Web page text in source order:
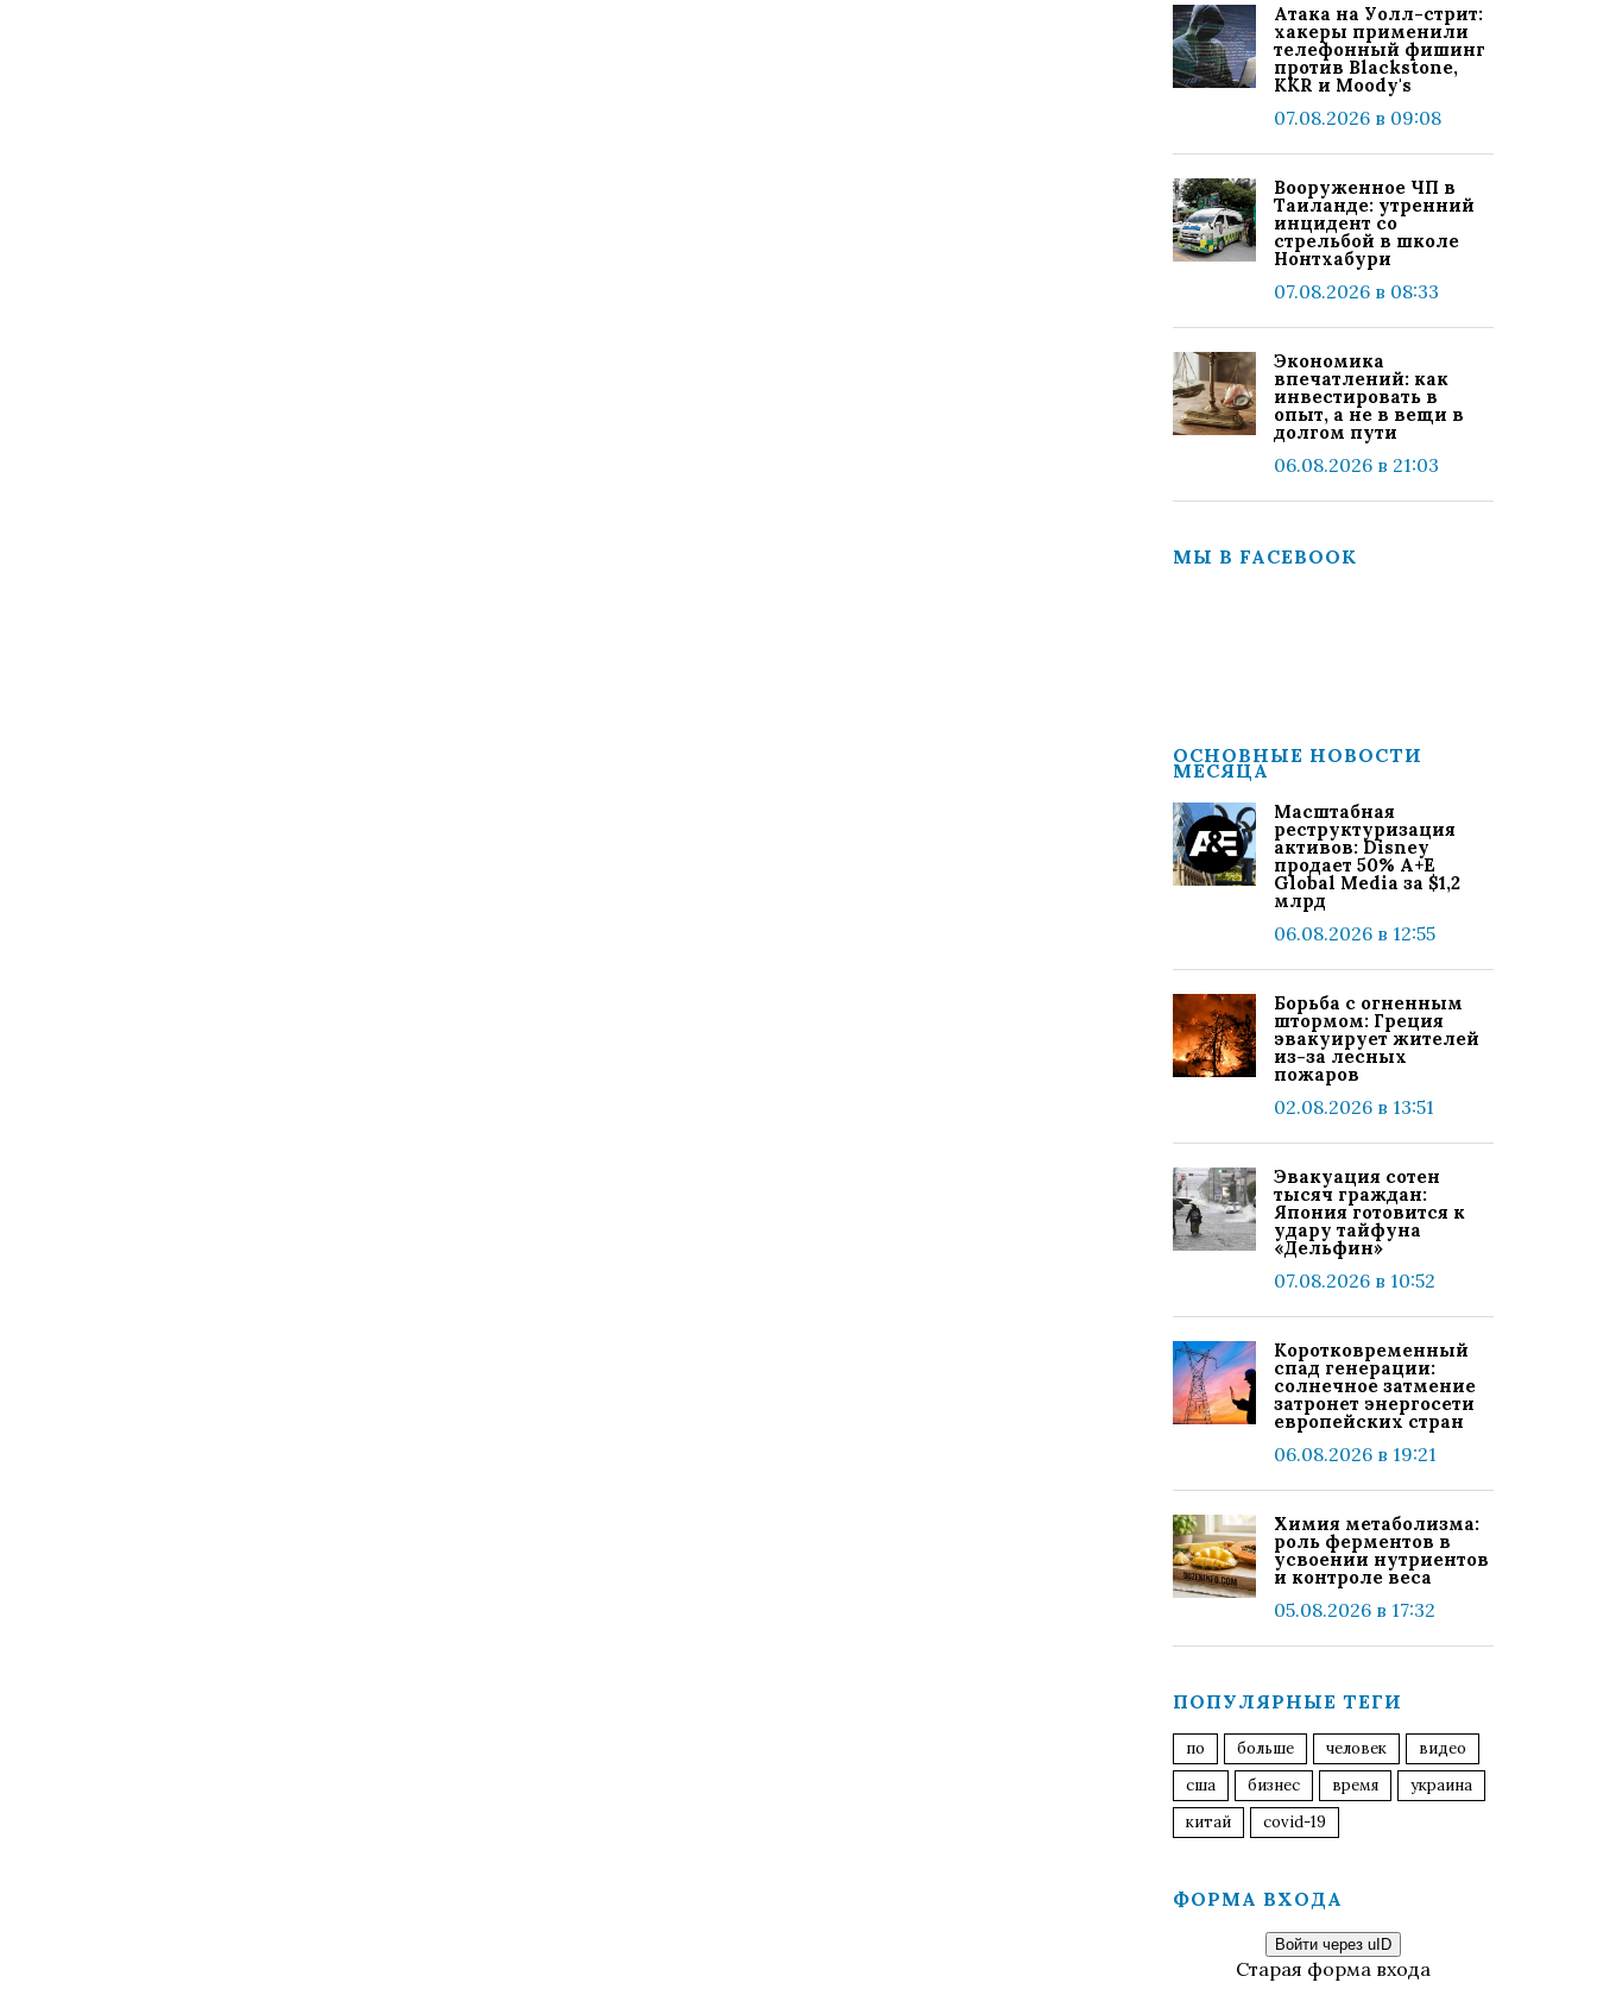
Атака на Уолл-стрит:
хакеры применили
телефонный фишинг
против Blackstone,
KKR и Moody's
07.08.2026 в 09:08
Вооруженное ЧП в
Таиланде: утренний
инцидент со
стрельбой в школе
Нонтхабури
07.08.2026 в 08:33
Экономика
впечатлений: как
инвестировать в
опыт, а не в вещи в
долгом пути
06.08.2026 в 21:03
МЫ В FACEBOOK
ОСНОВНЫЕ НОВОСТИ
МЕСЯЦА
Масштабная
реструктуризация
активов: Disney
продает 50% A+E
Global Media за $1,2
млрд
06.08.2026 в 12:55
Борьба с огненным
штормом: Греция
эвакуирует жителей
из-за лесных
пожаров
02.08.2026 в 13:51
Эвакуация сотен
тысяч граждан:
Япония готовится к
удару тайфуна
«Дельфин»
07.08.2026 в 10:52
Коротковременный
спад генерации:
солнечное затмение
затронет энергосети
европейских стран
06.08.2026 в 19:21
Химия метаболизма:
роль ферментов в
усвоении нутриентов
и контроле веса
05.08.2026 в 17:32
ПОПУЛЯРНЫЕ ТЕГИ
по больше человек
видео
сша
бизнес время
украина
китай
covid-19
ФОРМА ВХОДА
Войти через uID
Старая форма входа